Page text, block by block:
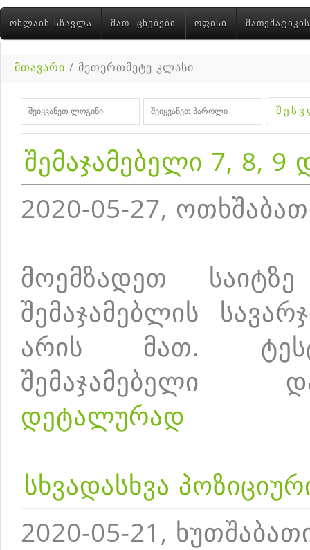
ᲝᲜᲚᲐᲘᲜ ᲡᲬᲐᲕᲚᲐ ᲛᲐᲗ. ᲪᲜᲔᲑᲔᲑᲘ ᲝᲤᲘᲡᲘ
მთავარი / მეთერთმეტე კლასი
შემაჯამებელი 7, 8, 9
2020-05-27,
მოემზადეთ
შემაჯამებლის
არის მათ.
შემაჯამებელი
დეტალურად
სხვადასხვა
2020-05-21,